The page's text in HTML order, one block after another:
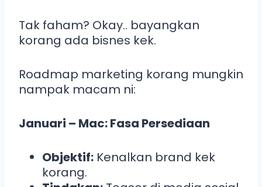
Tak faham? Okay.. bayangkan
korang ada bisnes kek.
Roadmap marketing korang mungkin
nampak macam ni:
Januari – Mac: Fasa Persediaan
Objektif: Kenalkan brand kek
korang.